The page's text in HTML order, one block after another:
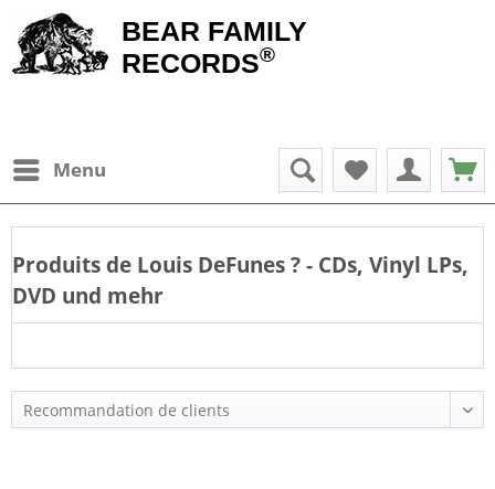
BEAR FAMILY
RECORDS®
Menu
Produits de Louis DeFunes? - CDs, Vinyl LPs,
DVD und mehr